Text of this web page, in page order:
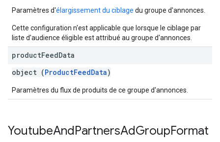
Paramètres d'élargissement du ciblage du groupe d'annonces.
Cette configuration n'est applicable que lorsque le ciblage par
liste d'audience éligible est attribué au groupe d'annonces.
productFeedData
object (ProductFeedData)
Paramètres du flux de produits de ce groupe d'annonces.
YoutubeAndPartnersAdGroupFormat